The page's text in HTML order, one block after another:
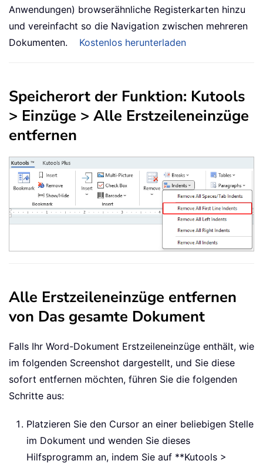
Anwendungen) browserähnliche Registerkarten hinzu
und vereinfacht so die Navigation zwischen mehreren
Dokumenten.
Kostenlos herunterladen
Speicherort der Funktion: Kutools
> Einzüge > Alle Erstzeileneinzüge
entfernen
Alle Erstzeileneinzüge entfernen
von Das gesamte Dokument
Falls Ihr Word-Dokument Erstzeileneinzüge enthält, wie
im folgenden Screenshot dargestellt, und Sie diese
sofort entfernen möchten, führen Sie die folgenden
Schritte aus:
Platzieren Sie den Cursor an einer beliebigen Stelle
im Dokument und wenden Sie dieses
Hilfsprogramm an, indem Sie auf **Kutools >